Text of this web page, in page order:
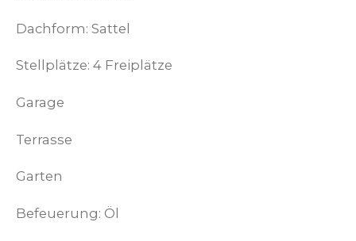
Dachform: Sattel
Stellplätze: 4 Freiplätze
Garage
Terrasse
Garten
Befeuerung: Öl